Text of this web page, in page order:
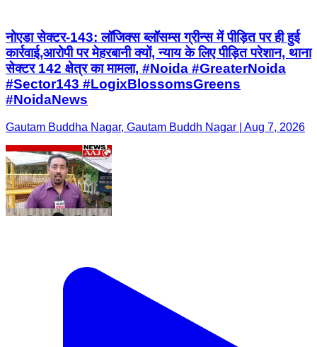
नोएडा सेक्टर-143: लॉजिक्स ब्लॉसम्स ग्रीन्स में पीड़ित पर ही हुई
कार्रवाई,आरोपी पर मेहरबानी क्यों, न्याय के लिए पीड़ित परेशान, थाना
सेक्टर 142 क्षेत्र का मामला, #Noida #GreaterNoida
#Sector143 #LogixBlossomsGreens
#NoidaNews
Gautam Buddha Nagar, Gautam Buddh Nagar | Aug 7, 2026